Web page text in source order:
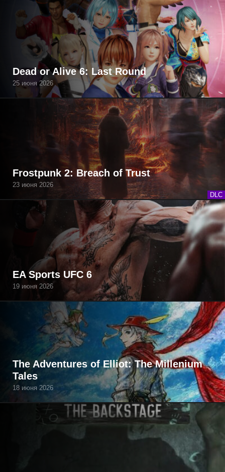
Dead or Alive 6: Last Round
25 июня 2026
DLC
Frostpunk 2: Breach of Trust
23 июня 2026
EA Sports UFC 6
19 июня 2026
The Adventures of Elliot: The Millenium
Tales
18 июня 2026